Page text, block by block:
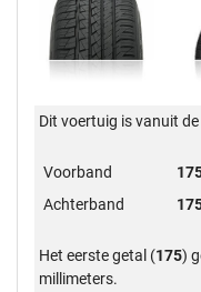
Dit voertuig is vanuit
Voorband
Achterband
Het eerste getal (175)
millimeters.